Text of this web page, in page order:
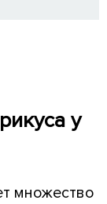
у
множество